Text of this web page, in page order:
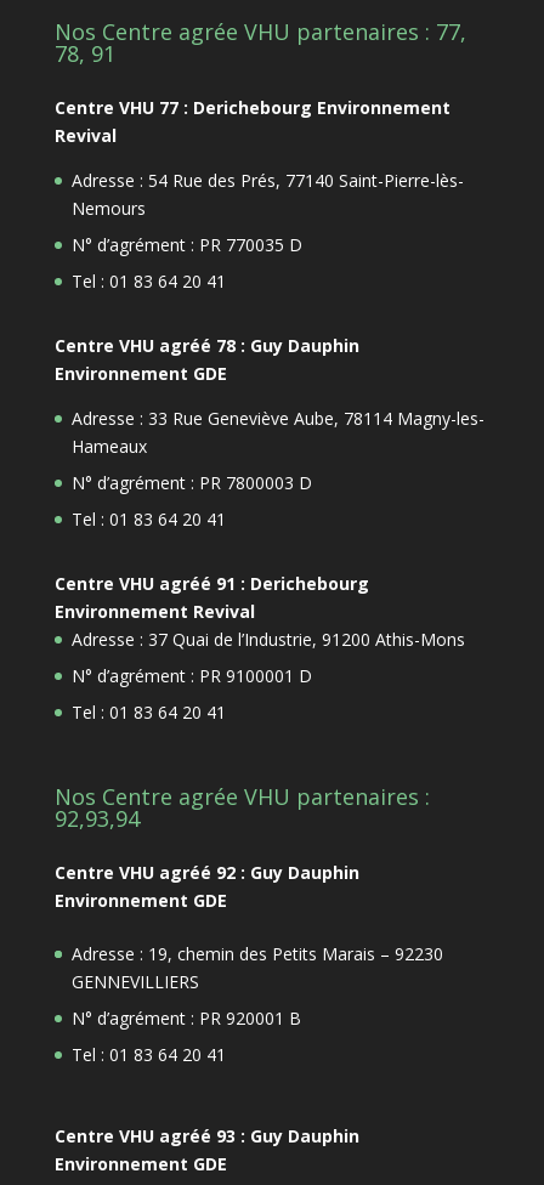
Nos Centre agrée VHU partenaires : 77,
78, 91
Centre VHU 77 : Derichebourg Environnement
Revival
Adresse : 54 Rue des Prés, 77140 Saint-Pierre-lès-
Nemours
N° d’agrément : PR 770035 D
Tel : 01 83 64 20 41
Centre VHU agréé 78 : Guy Dauphin
Environnement GDE
Adresse : 33 Rue Geneviève Aube, 78114 Magny-les-
Hameaux
N° d’agrément : PR 7800003 D
Tel : 01 83 64 20 41
Centre VHU agréé 91 : Derichebourg
Environnement Revival
Adresse : 37 Quai de l’Industrie, 91200 Athis-Mons
N° d’agrément : PR 9100001 D
Tel : 01 83 64 20 41
Nos Centre agrée VHU partenaires :
92,93,94
Centre VHU agréé 92 : Guy Dauphin
Environnement GDE
Adresse : 19, chemin des Petits Marais – 92230
GENNEVILLIERS
N° d’agrément : PR 920001 B
Tel : 01 83 64 20 41
Centre VHU agréé 93 : Guy Dauphin
Environnement GDE